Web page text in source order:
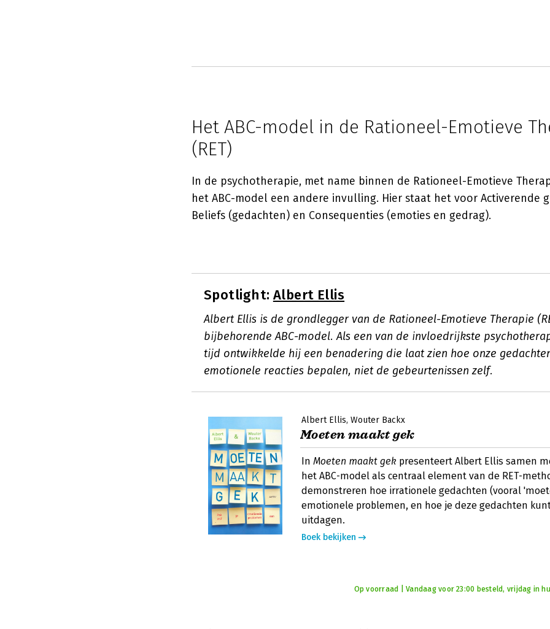
Het ABC-model in de Rationeel-Emotieve
(RET)
In de psychotherapie, met name binnen de Rationeel-Emotieve
het ABC-model een andere invulling. Hier staat het voor Activerende
Beliefs (gedachten) en Consequenties (emoties en gedrag).
Spotlight: Albert Ellis
Albert Ellis is de grondlegger van de Rationeel-Emotieve Therapie
bijbehorende ABC-model. Als een van de invloedrijkste
tijd ontwikkelde hij een benadering die laat zien hoe onze
emotionele reacties bepalen, niet de gebeurtenissen zelf.
Albert Ellis Wouter Backx
Moeten maakt gek
In Moeten maakt gek presenteert Albert Ellis samen
het ABC-model als centraal element van de RET-
demonstreren hoe irrationele gedachten (vooral
emotionele problemen, en hoe je deze gedachten
uitdagen.
Boek bekijken
Op voorraad | Vandaag voor 23:00 besteld, vrijdag in